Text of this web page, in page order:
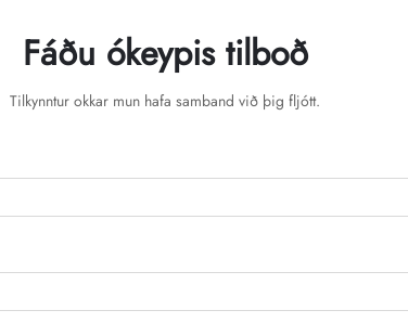
Fáðu ókeypis tilboð
Tilkynntur okkar mun hafa samband við þig fljótt.